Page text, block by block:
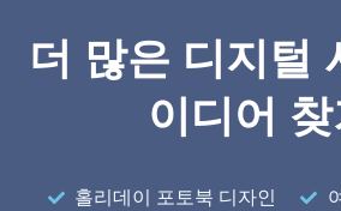
더 많은 디지털
이디어
홀리데이 포토북 디자인